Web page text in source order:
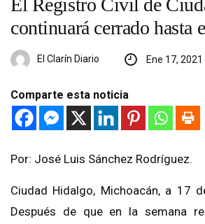
El Registro Civil de
continuará cerrado hasta
El Clarín Diario Ene 17, 2021
Comparte esta noticia
Por: José Luis Sánchez Rodríguez.
Ciudad Hidalgo, Michoacán, a 17
Después de que en la semana